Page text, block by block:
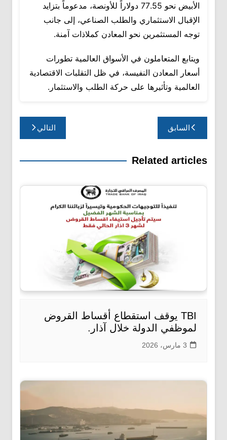
الأبيض نحو 77.55 دولاراً للأونصة، مدعوماً بتزايد
الإقبال الاستثماري والطلب الصناعي، إلى جانب
توجه المستثمرين نحو المعادن كملاذات آمنة.
ويتابع المتعاملون في الأسواق العالمية تطورات
أسعار المعادن النفيسة، في ظل التقلبات الاقتصادية
العالمية وتأثيرها على حركة الطلب والاستثمار.
تصفّح
المقالات
السابق التالي
Related articles
TBI يوقف استقطاع أقساط القروض
لموظفي الدولة خلال آذار.
3 مارس، 2026